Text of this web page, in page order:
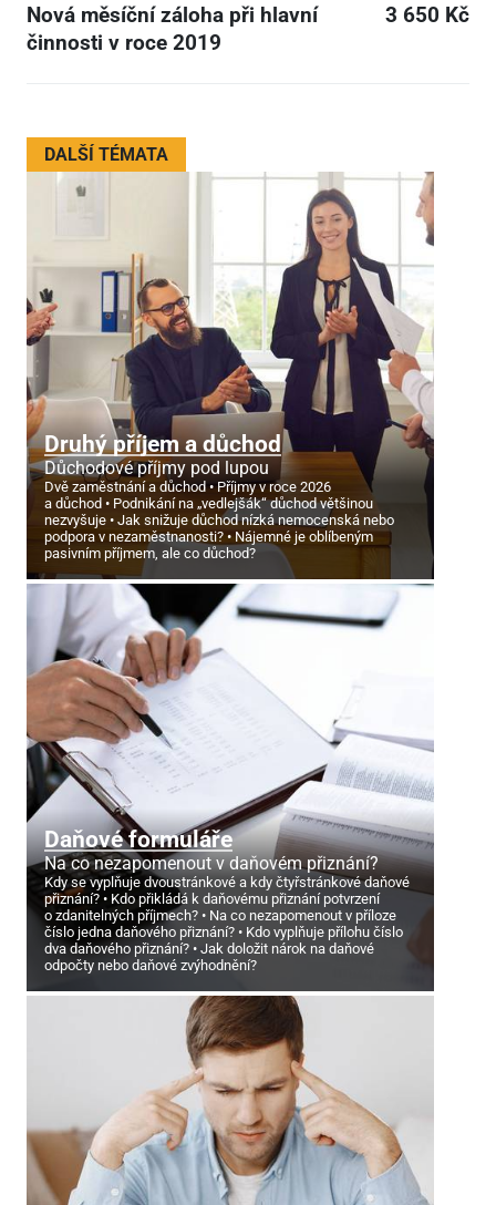
Nová měsíční záloha při hlavní
činnosti v roce 2019
3 650 Kč
DALŠÍ TÉMATA
Druhý příjem a důchod
Důchodové příjmy pod lupou
Dvě zaměstnání a důchod
Příjmy v roce 2026
a důchod
Podnikání na „vedlejšák“ důchod většinou
nezvyšuje
Jak snižuje důchod nízká nemocenská nebo
podpora v nezaměstnanosti?
Nájemné je oblíbeným
pasivním příjmem, ale co důchod?
Daňové formuláře
Na co nezapomenout v daňovém přiznání?
Kdy se vyplňuje dvoustránkové a kdy čtyřstránkové daňové
přiznání?
Kdo přikládá k daňovému přiznání potvrzení
o zdanitelných příjmech?
Na co nezapomenout v příloze
číslo jedna daňového přiznání?
Kdo vyplňuje přílohu číslo
dva daňového přiznání?
Jak doložit nárok na daňové
odpočty nebo daňové zvýhodnění?